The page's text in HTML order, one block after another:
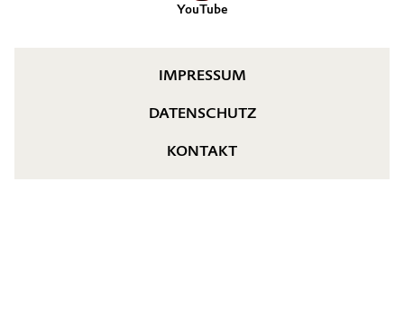
YouTube
IMPRESSUM
DATENSCHUTZ
KONTAKT